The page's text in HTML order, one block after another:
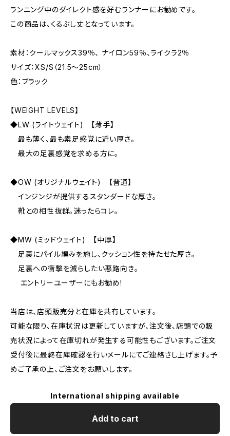
ランニング中のダイレクト感を好むランナーにお勧めです。
この商品は、くるぶし丈となっています。
素材：クールマックス39％、 ナイロン59％、ライクラ2％
サイズ：XS/S（21.5〜25cm）
色：ブラック
【WEIGHT LEVELS】
◆LW (ライトウェイト) 【薄手】
最も薄く、最も素足感覚に近い厚さ。
最大の足裏感覚を求める方に。
◆OW (オリジナルウェイト) 【普通】
インジンジが提供するスタンダードな厚さ。
靴との相性抜群。迷ったらコレ。
◆MW (ミッドウェイト) 【中厚】
足裏にパイル編みを施し、クッション性を持たせた厚さ。
足裏への衝撃を減らしたい悪路向き。
エントリーユーザーにもお勧め!
当店は、店頭販売分と在庫を共有しています。
可能な限り、在庫状況は更新していますが、注文後、店頭での販
売状況によって在庫切れが発生する可能性もございます。ご注文
受付後に最終在庫確認を行いメールにてご連絡さし上げます。予
めご了承の上、ご注文をお願いします。
International shipping available
Add to cart